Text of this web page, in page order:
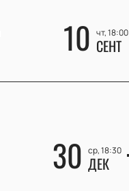
10 чт, 18:00
СЕНТ
30 ср, 18:30
ДЕК